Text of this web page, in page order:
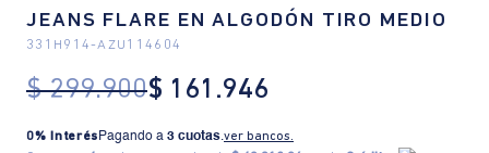
JEANS FLARE EN ALGODÓN TIRO MEDIO
331H914-AZU114604
$ 299.900$ 161 .946
0% Interés Pagando a 3 cuotas.ver bancos.